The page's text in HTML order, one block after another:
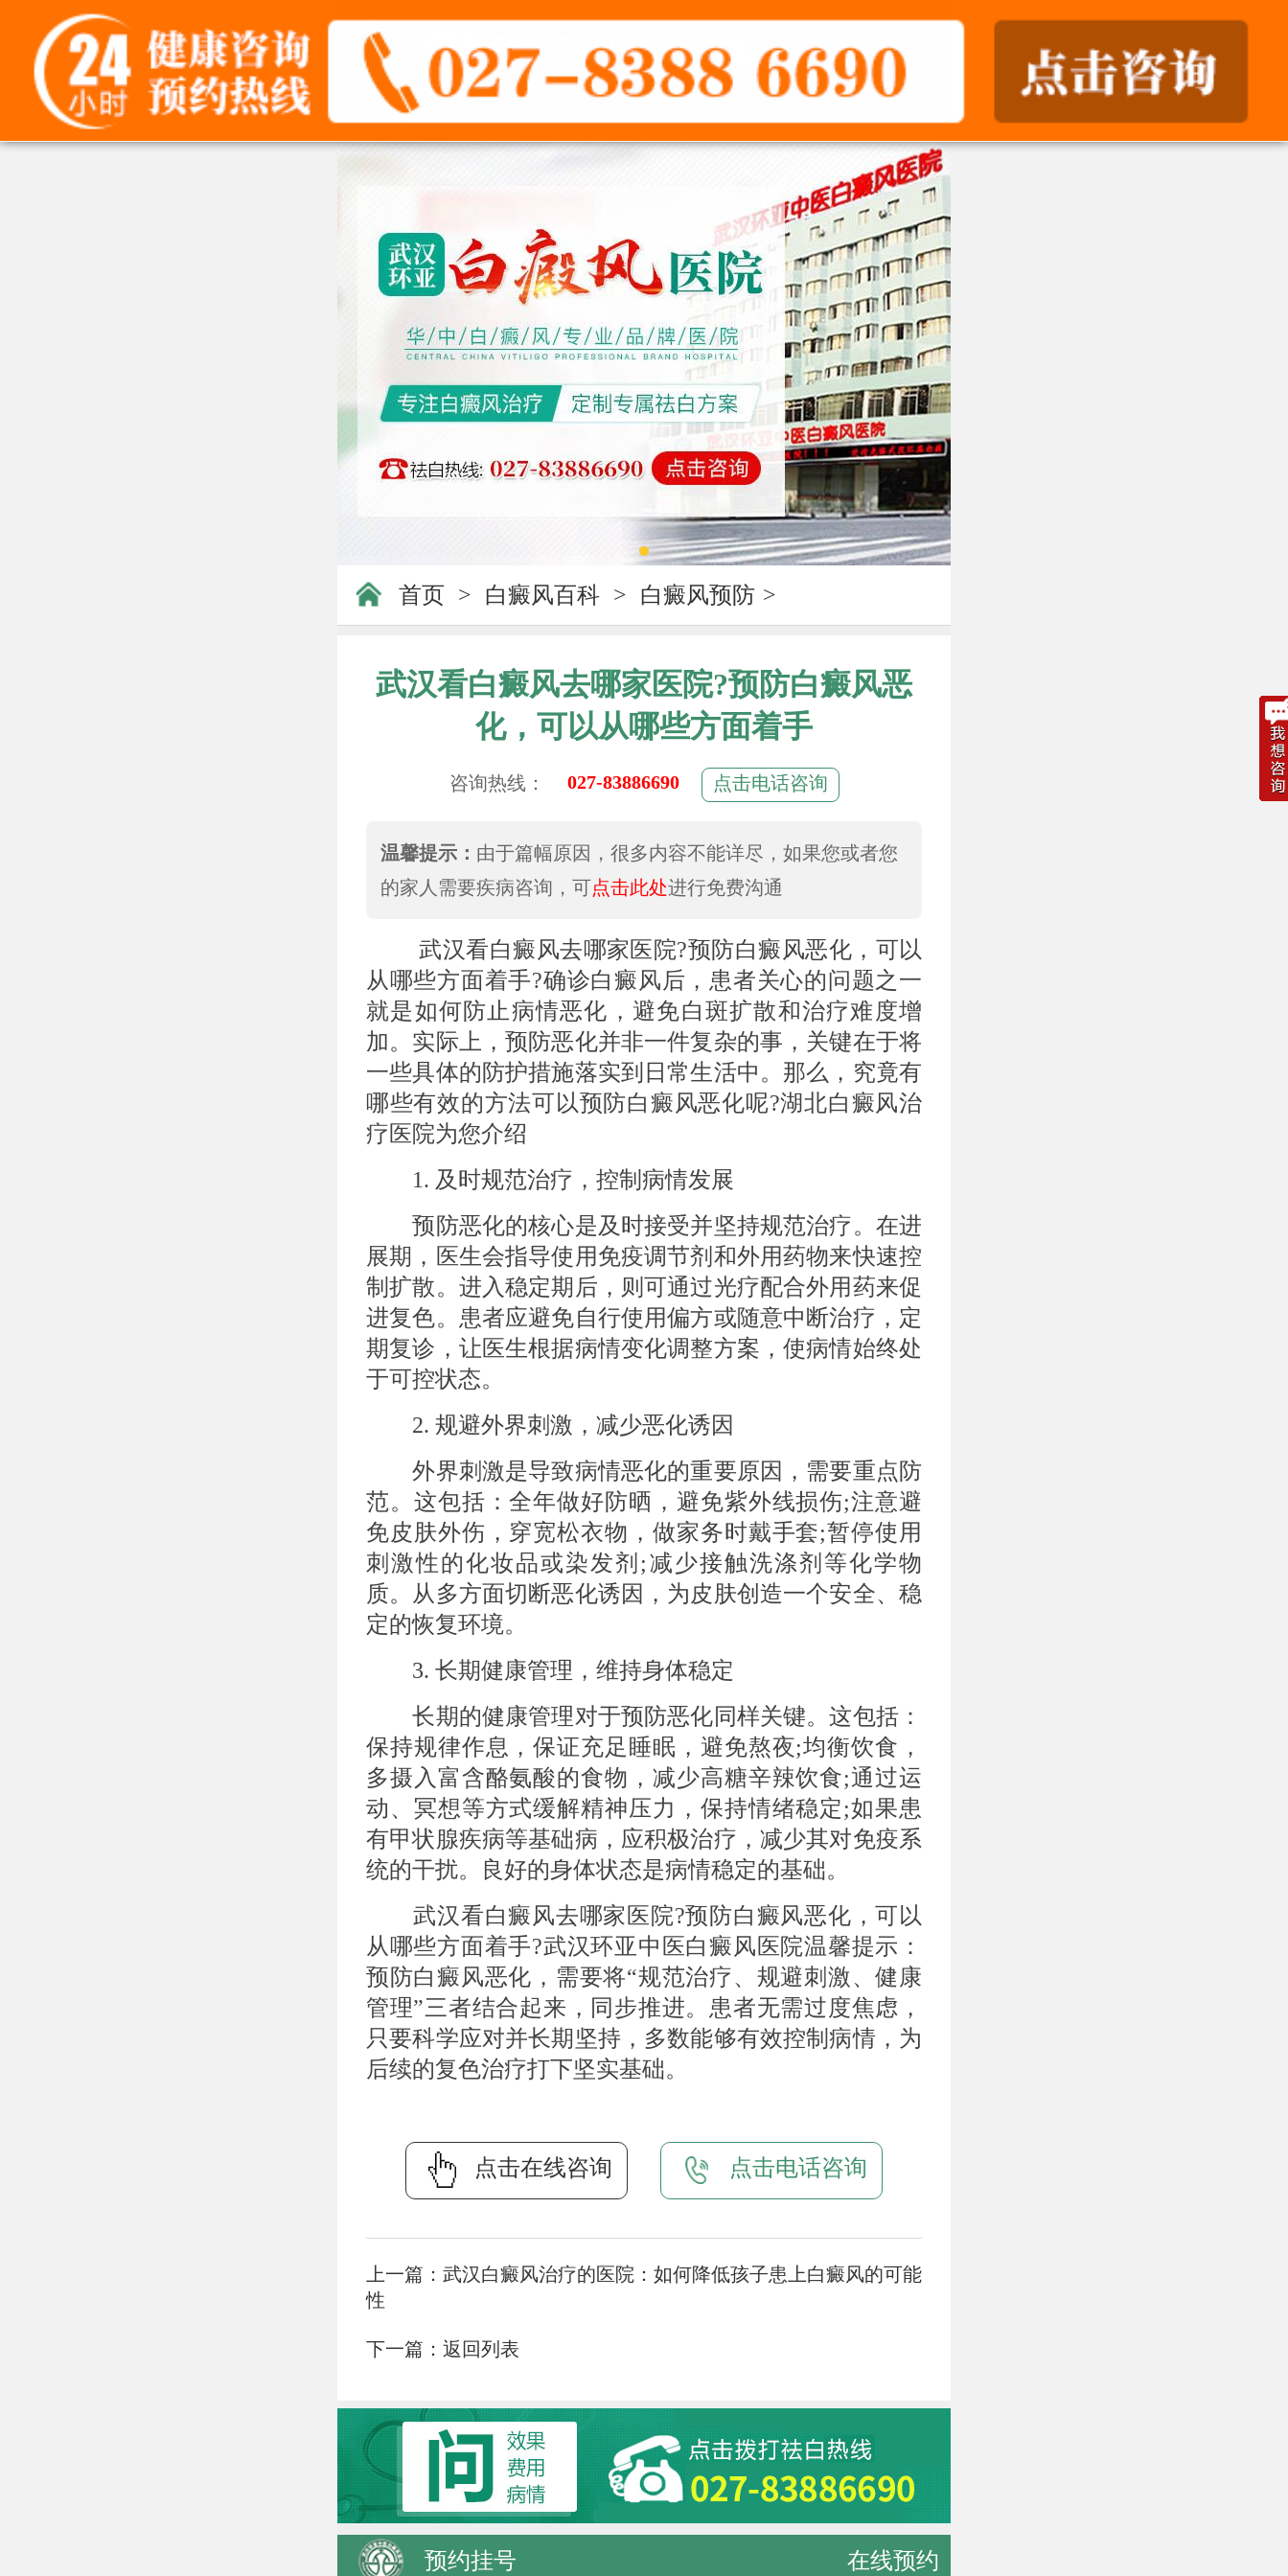
首页 > 白癜风百科 > 白癜风预防 >
武汉看白癜风去哪家医院?预防白癜风恶
化，可以从哪些方面着手
咨询热线： 027-83886690 点击电话咨询
温馨提示： 由于篇幅原因，很多内容不能详尽，如果您或者您
的家人需要疾病咨询，可点击此处进行免费沟通
武汉看白癜风去哪家医院?预防白癜风恶化，可以
从哪些方面着手?确诊白癜风后，患者关心的问题之一
就是如何防止病情恶化，避免白斑扩散和治疗难度增
加。实际上，预防恶化并非一件复杂的事，关键在于将
一些具体的防护措施落实到日常生活中。那么，究竟有
哪些有效的方法可以预防白癜风恶化呢?湖北白癜风治
疗医院为您介绍
1. 及时规范治疗，控制病情发展
预防恶化的核心是及时接受并坚持规范治疗。在进
展期，医生会指导使用免疫调节剂和外用药物来快速控
制扩散。进入稳定期后，则可通过光疗配合外用药来促
进复色。患者应避免自行使用偏方或随意中断治疗，定
期复诊，让医生根据病情变化调整方案，使病情始终处
于可控状态。
2. 规避外界刺激，减少恶化诱因
外界刺激是导致病情恶化的重要原因，需要重点防
范。这包括：全年做好防晒，避免紫外线损伤;注意避
免皮肤外伤，穿宽松衣物，做家务时戴手套;暂停使用
刺激性的化妆品或染发剂;减少接触洗涤剂等化学物
质。从多方面切断恶化诱因，为皮肤创造一个安全、稳
定的恢复环境。
3. 长期健康管理，维持身体稳定
长期的健康管理对于预防恶化同样关键。这包括：
保持规律作息，保证充足睡眠，避免熬夜;均衡饮食，
多摄入富含酪氨酸的食物，减少高糖辛辣饮食;通过运
动、冥想等方式缓解精神压力，保持情绪稳定;如果患
有甲状腺疾病等基础病，应积极治疗，减少其对免疫系
统的干扰。良好的身体状态是病情稳定的基础。
武汉看白癜风去哪家医院?预防白癜风恶化，可以
从哪些方面着手?武汉环亚中医白癜风医院温馨提示：
预防白癜风恶化，需要将“规范治疗、规避刺激、健康
管理”三者结合起来，同步推进。患者无需过度焦虑，
只要科学应对并长期坚持，多数能够有效控制病情，为
后续的复色治疗打下坚实基础。
点击在线咨询 点击电话咨询
上一篇： 武汉白癜风治疗的医院：如何降低孩子患上白癜风的可能
性
下一篇： 返回列表
预约挂号 在线预约